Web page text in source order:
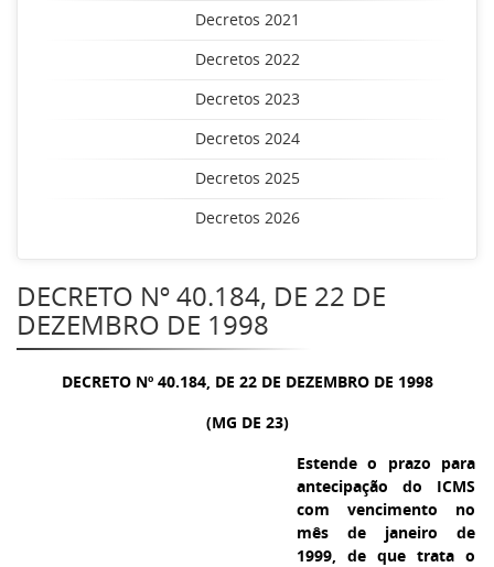
Decretos 2021
Decretos 2022
Decretos 2023
Decretos 2024
Decretos 2025
Decretos 2026
DECRETO Nº 40.184, DE 22 DE
DEZEMBRO DE 1998
DECRETO Nº 40.184, DE 22 DE DEZEMBRO DE 1998
(MG DE 23)
Estende o prazo para
antecipação do ICMS
com vencimento no
mês de janeiro de
1999, de que trata o